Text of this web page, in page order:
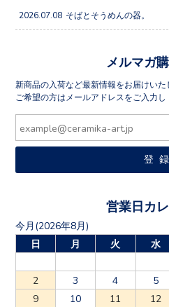
2026.07.08 そばとそうめんの器。
メルマガ
新商品の入荷など最新情報をお届けいた
ご希望の方はメールアドレスをご入力し
営業日カ
今月(2026年8月)
日
月 火 水
2
3 4 5
9
10 11 12